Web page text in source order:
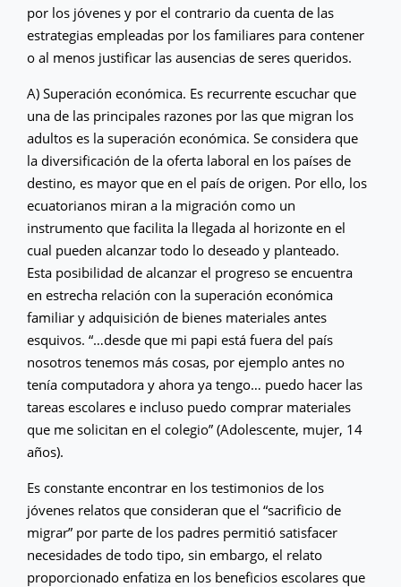
por los jóvenes y por el contrario da cuenta de las
estrategias empleadas por los familiares para contener
o al menos justificar las ausencias de seres queridos.
A) Superación económica. Es recurrente escuchar que
una de las principales razones por las que migran los
adultos es la superación económica. Se considera que
la diversificación de la oferta laboral en los países de
destino, es mayor que en el país de origen. Por ello, los
ecuatorianos miran a la migración como un
instrumento que facilita la llegada al horizonte en el
cual pueden alcanzar todo lo deseado y planteado.
Esta posibilidad de alcanzar el progreso se encuentra
en estrecha relación con la superación económica
familiar y adquisición de bienes materiales antes
esquivos. “…desde que mi papi está fuera del país
nosotros tenemos más cosas, por ejemplo antes no
tenía computadora y ahora ya tengo… puedo hacer las
tareas escolares e incluso puedo comprar materiales
que me solicitan en el colegio” (Adolescente, mujer, 14
años).
Es constante encontrar en los testimonios de los
jóvenes relatos que consideran que el “sacrificio de
migrar” por parte de los padres permitió satisfacer
necesidades de todo tipo, sin embargo, el relato
proporcionado enfatiza en los beneficios escolares que